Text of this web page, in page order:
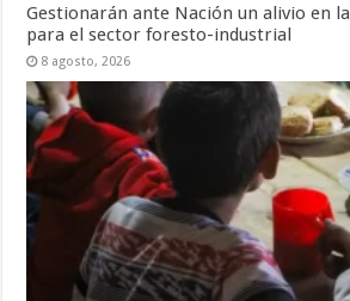
Gestionarán ante Nación un alivio en
para el sector foresto-industrial
8 agosto, 2026